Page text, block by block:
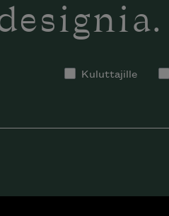
Kuluttajille